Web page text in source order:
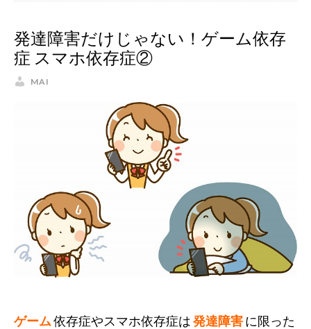
発達障害だけじゃない！ゲーム依存
症 スマホ依存症②
MAI
ゲーム依存症やスマホ依存症は発達障害に限った